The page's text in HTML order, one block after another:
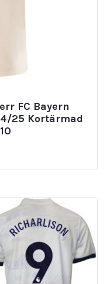
FC Bayern
25 Kortärmad